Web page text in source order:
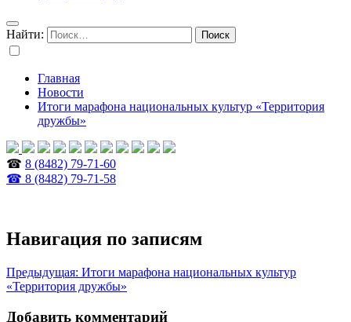
Найти:
Главная
Новости
Итоги марафона национальных культур «Территория
дружбы»
☎ 8 (8482) 79-71-60
☎ 8 (8482) 79-71-58
Навигация по записям
Предыдущая: Итоги марафона национальных культур
«Территория дружбы»
Добавить комментарий